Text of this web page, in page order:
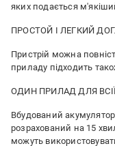
яких подається
ПРОСТОЙ І ЛЕГКИЙ
Пристрій можна
приладу підходить
ОДИН ПРИЛАД ДЛЯ
Вбудований
розрахований на 15
можуть